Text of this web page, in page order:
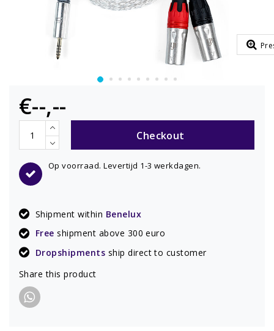
€--,--
Checkout
Op voorraad. Levertijd 1-3 werkdagen.
Shipment within Benelux
Free shipment above 300 euro
Dropshipments ship direct to customer
Share this product